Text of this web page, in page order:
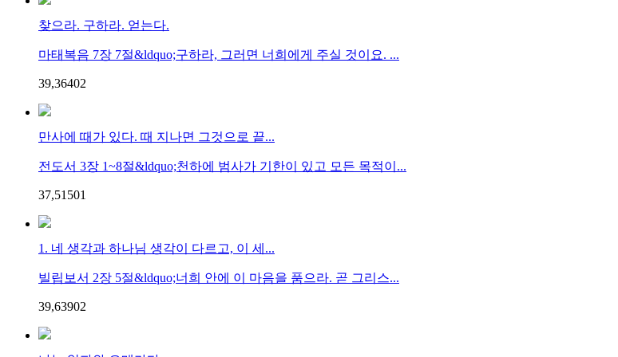
찾으라. 구하라. 얻는다.
마태복음 7장 7절&ldquo;구하라, 그러면 너희에게 주실 것이요. ...
39,36402
만사에 때가 있다. 때 지나면 그것으로 끝...
전도서 3장 1~8절&ldquo;천하에 범사가 기한이 있고 모든 목적이...
37,51501
1. 네 생각과 하나님 생각이 다르고, 이 세...
빌립보서 2장 5절&ldquo;너희 안에 이 마음을 품으라. 곧 그리스...
39,63902